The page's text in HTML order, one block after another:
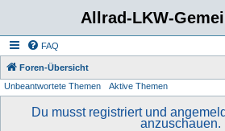
Allrad-LKW-
FAQ
Foren-Übersicht
Unbeantwortete Themen Aktive Themen
Du musst registriert und
anzuschauen.